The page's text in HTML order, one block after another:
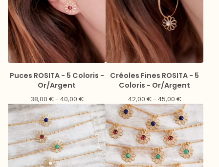
Puces ROSITA - 5 Coloris -
Or/Argent
38,00 €- 40,00 €
Créoles Fines ROSITA - 5
Coloris - Or/Argent
42,00 €- 45,00 €